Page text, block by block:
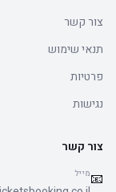
צור קשר
תנאי שימוש
פרטיות
נגישות
צור קשר
📧מייל